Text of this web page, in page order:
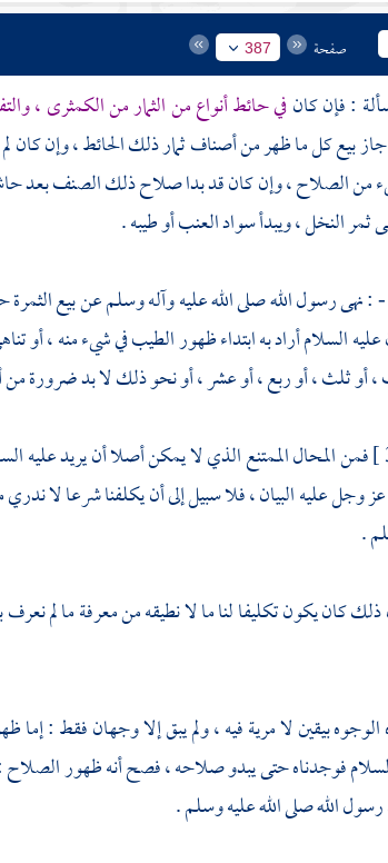
صفحة 387
في حائط أنواع من الثمار من الكمثرى ،
بيع كل ما ظهر من أصناف ثمار ذلك الحائط ، وإن كان
من الصلاح ، وإن كان قد بدا صلاح ذلك الصنف بعد
ثمر النخل ، ويبدأ سواد العنب أو طيبه .
نهى رسول الله صلى الله عليه وآله وسلم عن بيع الثمرة
السلام أراد به ابتداء ظهور الطيب في شيء منه ، أو
أو ثلث ، أو ربع ، أو عشر ، أو نحو ذلك لا بد ضرورة
فمن المحال الممتنع الذي لا يمكن أصلا أن يريد عليه
وجل عليه البيان ، فلا سبيل إلى أن يكلفنا شرعا لا ندري
.
كان يكون تكليفا لنا ما لا نطيقه من معرفة ما لم نعرف
بيقين لا مرية فيه ، ولم يبق إلا وجهان فقط :
فوجدناه حتى يبدو صلاحه ، فصح أنه ظهور الصلاح
الله صلى الله عليه وسلم .